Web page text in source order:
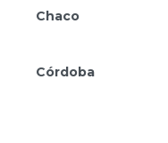
Chaco
Córdoba